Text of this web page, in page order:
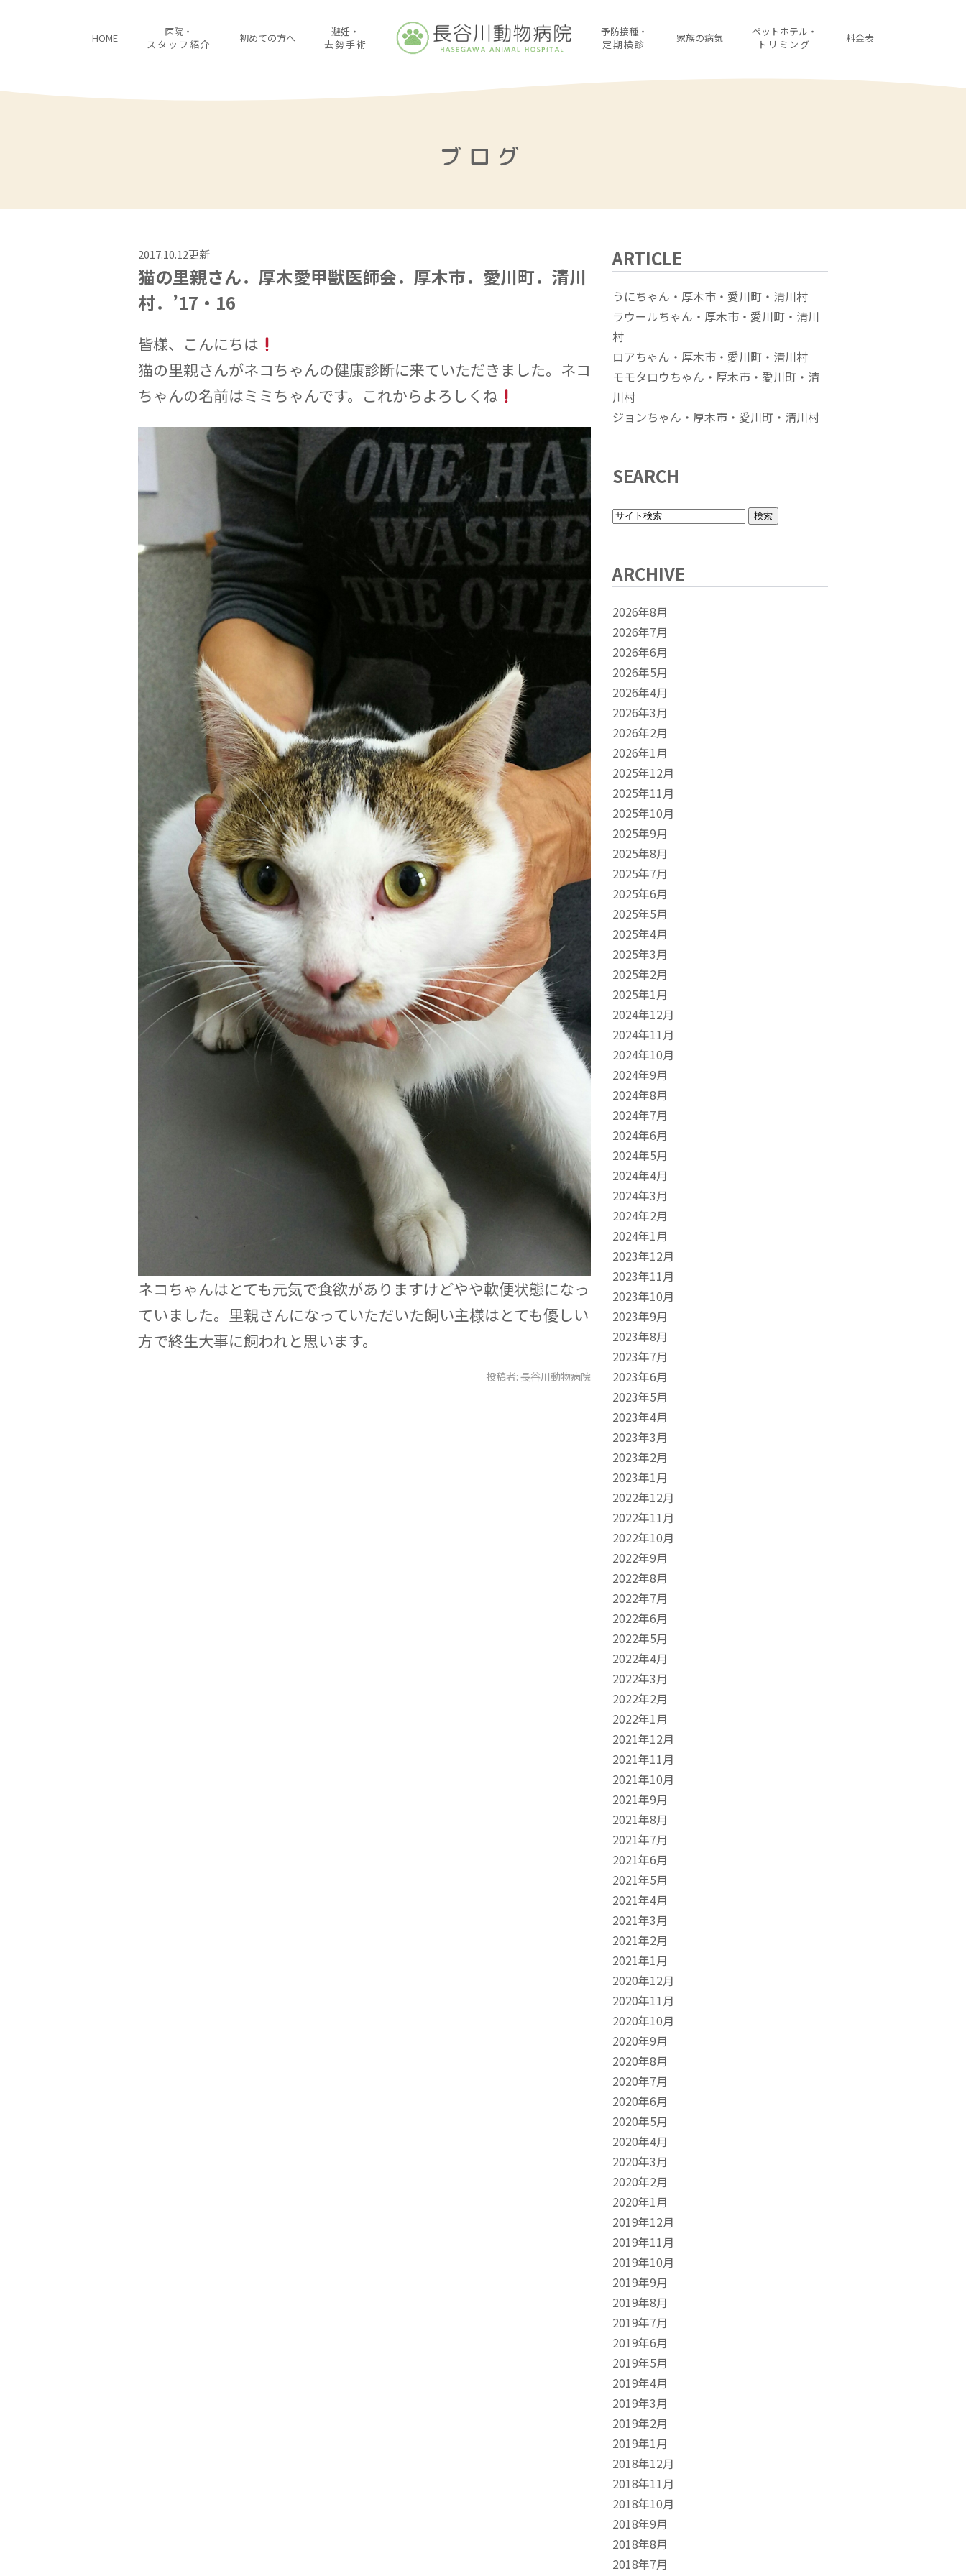
HOME
医院・
スタッフ紹介
初めての方へ
避妊・
去勢手術
予防接種・
定期検診
家族の病気
ペットホテル・
トリミング
料金表
ブログ
2017.10.12更新
猫の里親さん．厚木愛甲獣医師会．厚木市．愛川町．清川
村．’17・16
皆様、こんにちは
猫の里親さんがネコちゃんの健康診断に来ていただきました。ネコ
ちゃんの名前はミミちゃんです。これからよろしくね
ネコちゃんはとても元気で食欲がありますけどやや軟便状態になっ
ていました。里親さんになっていただいた飼い主様はとても優しい
方で終生大事に飼われと思います。
投稿者: 長谷川動物病院
ARTICLE
うにちゃん・厚木市・愛川町・清川村
ラウールちゃん・厚木市・愛川町・清川
村
ロアちゃん・厚木市・愛川町・清川村
モモタロウちゃん・厚木市・愛川町・清
川村
ジョンちゃん・厚木市・愛川町・清川村
SEARCH
ARCHIVE
2026年8月
2026年7月
2026年6月
2026年5月
2026年4月
2026年3月
2026年2月
2026年1月
2025年12月
2025年11月
2025年10月
2025年9月
2025年8月
2025年7月
2025年6月
2025年5月
2025年4月
2025年3月
2025年2月
2025年1月
2024年12月
2024年11月
2024年10月
2024年9月
2024年8月
2024年7月
2024年6月
2024年5月
2024年4月
2024年3月
2024年2月
2024年1月
2023年12月
2023年11月
2023年10月
2023年9月
2023年8月
2023年7月
2023年6月
2023年5月
2023年4月
2023年3月
2023年2月
2023年1月
2022年12月
2022年11月
2022年10月
2022年9月
2022年8月
2022年7月
2022年6月
2022年5月
2022年4月
2022年3月
2022年2月
2022年1月
2021年12月
2021年11月
2021年10月
2021年9月
2021年8月
2021年7月
2021年6月
2021年5月
2021年4月
2021年3月
2021年2月
2021年1月
2020年12月
2020年11月
2020年10月
2020年9月
2020年8月
2020年7月
2020年6月
2020年5月
2020年4月
2020年3月
2020年2月
2020年1月
2019年12月
2019年11月
2019年10月
2019年9月
2019年8月
2019年7月
2019年6月
2019年5月
2019年4月
2019年3月
2019年2月
2019年1月
2018年12月
2018年11月
2018年10月
2018年9月
2018年8月
2018年7月